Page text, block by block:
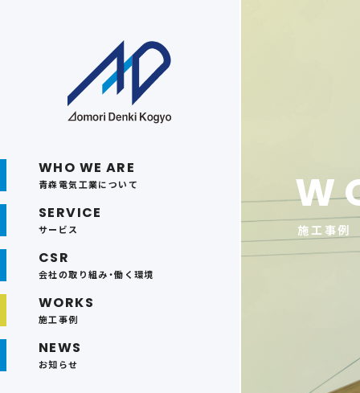
WHO WE ARE
青森電気工業について
SERVICE
サービス
CSR
会社の取り組み・働く環境
WORKS
施工事例
NEWS
お知らせ
施工事例